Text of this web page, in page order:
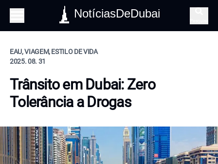
NotíciasDeDubai
EAU, VIAGEM, ESTILO DE VIDA
2025. 08. 31
Trânsito em Dubai: Zero
Tolerância a Drogas